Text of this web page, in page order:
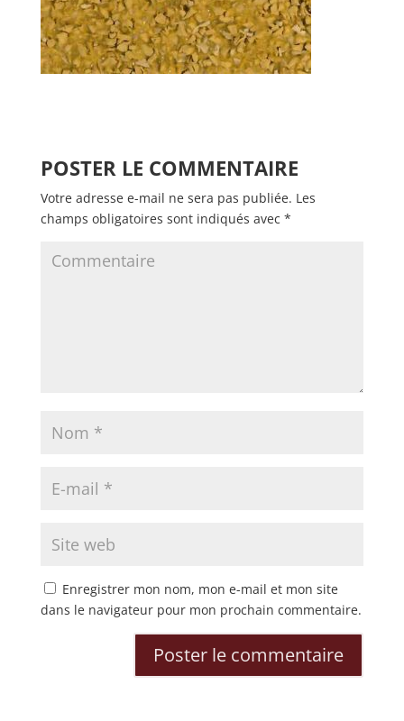
POSTER LE COMMENTAIRE
Votre adresse e-mail ne sera pas publiée. Les
champs obligatoires sont indiqués avec *
Enregistrer mon nom, mon e-mail et mon site
dans le navigateur pour mon prochain commentaire.